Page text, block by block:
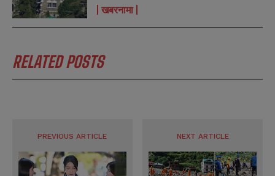
खबरनामा
RELATED POSTS
PREVIOUS ARTICLE NEXT ARTICLE